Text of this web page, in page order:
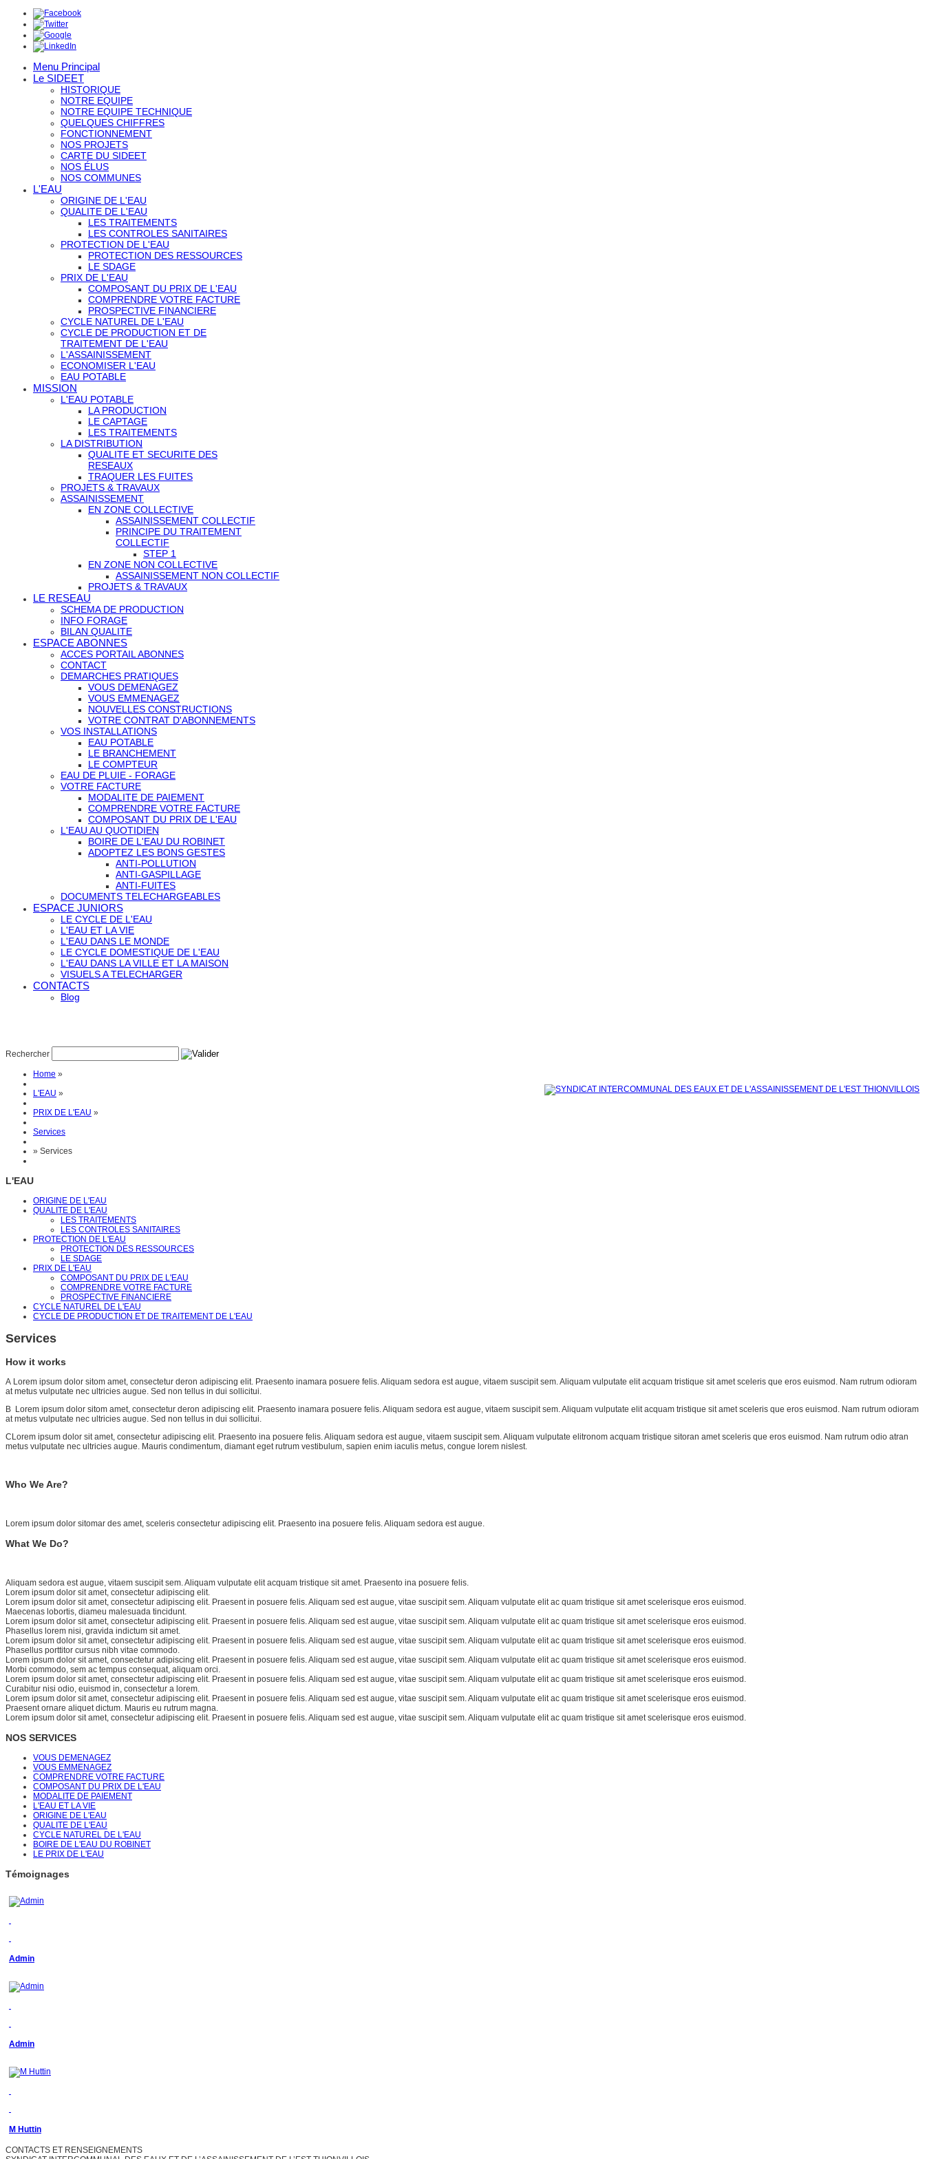
Menu Principal
Le SIDEET
HISTORIQUE
NOTRE EQUIPE
NOTRE EQUIPE TECHNIQUE
QUELQUES CHIFFRES
FONCTIONNEMENT
NOS PROJETS
CARTE DU SIDEET
NOS ÉLUS
NOS COMMUNES
L'EAU
ORIGINE DE L'EAU
QUALITE DE L'EAU
LES TRAITEMENTS
LES CONTROLES SANITAIRES
PROTECTION DE L'EAU
PROTECTION DES RESSOURCES
LE SDAGE
PRIX DE L'EAU
COMPOSANT DU PRIX DE L'EAU
COMPRENDRE VOTRE FACTURE
PROSPECTIVE FINANCIERE
CYCLE NATUREL DE L'EAU
CYCLE DE PRODUCTION ET DE
TRAITEMENT DE L'EAU
L'ASSAINISSEMENT
ECONOMISER L'EAU
EAU POTABLE
MISSION
L'EAU POTABLE
LA PRODUCTION
LE CAPTAGE
LES TRAITEMENTS
LA DISTRIBUTION
QUALITE ET SECURITE DES
RESEAUX
TRAQUER LES FUITES
PROJETS & TRAVAUX
ASSAINISSEMENT
EN ZONE COLLECTIVE
ASSAINISSEMENT COLLECTIF
PRINCIPE DU TRAITEMENT
COLLECTIF
STEP 1
EN ZONE NON COLLECTIVE
ASSAINISSEMENT NON COLLECTIF
PROJETS & TRAVAUX
LE RESEAU
SCHEMA DE PRODUCTION
INFO FORAGE
BILAN QUALITE
ESPACE ABONNES
ACCES PORTAIL ABONNES
CONTACT
DEMARCHES PRATIQUES
VOUS DEMENAGEZ
VOUS EMMENAGEZ
NOUVELLES CONSTRUCTIONS
VOTRE CONTRAT D'ABONNEMENTS
VOS INSTALLATIONS
EAU POTABLE
LE BRANCHEMENT
LE COMPTEUR
EAU DE PLUIE - FORAGE
VOTRE FACTURE
MODALITE DE PAIEMENT
COMPRENDRE VOTRE FACTURE
COMPOSANT DU PRIX DE L'EAU
L'EAU AU QUOTIDIEN
BOIRE DE L'EAU DU ROBINET
ADOPTEZ LES BONS GESTES
ANTI-POLLUTION
ANTI-GASPILLAGE
ANTI-FUITES
DOCUMENTS TELECHARGEABLES
ESPACE JUNIORS
LE CYCLE DE L'EAU
L'EAU ET LA VIE
L'EAU DANS LE MONDE
LE CYCLE DOMESTIQUE DE L'EAU
L'EAU DANS LA VILLE ET LA MAISON
VISUELS A TELECHARGER
CONTACTS
Blog
Rechercher
Home »
L'EAU »
PRIX DE L'EAU »
Services
» Services
L'EAU
ORIGINE DE L'EAU
QUALITE DE L'EAU
LES TRAITEMENTS
LES CONTROLES SANITAIRES
PROTECTION DE L'EAU
PROTECTION DES RESSOURCES
LE SDAGE
PRIX DE L'EAU
COMPOSANT DU PRIX DE L'EAU
COMPRENDRE VOTRE FACTURE
PROSPECTIVE FINANCIERE
CYCLE NATUREL DE L'EAU
CYCLE DE PRODUCTION ET DE TRAITEMENT DE L'EAU
Services
How it works
A Lorem ipsum dolor sitom amet, consectetur deron adipiscing elit. Praesento inamara posuere felis. Aliquam sedora est augue, vitaem suscipit sem. Aliquam vulputate elit acquam tristique sit amet sceleris que eros euismod. Nam rutrum odioram
at metus vulputate nec ultricies augue. Sed non tellus in dui sollicitui.
B Lorem ipsum dolor sitom amet, consectetur deron adipiscing elit. Praesento inamara posuere felis. Aliquam sedora est augue, vitaem suscipit sem. Aliquam vulputate elit acquam tristique sit amet sceleris que eros euismod. Nam rutrum odioram
at metus vulputate nec ultricies augue. Sed non tellus in dui sollicitui.
C Lorem ipsum dolor sit amet, consectetur adipiscing elit. Praesento ina posuere felis. Aliquam sedora est augue, vitaem suscipit sem. Aliquam vulputate elitronom acquam tristique sitoran amet sceleris que eros euismod. Nam rutrum odio atran
metus vulputate nec ultricies augue. Mauris condimentum, diamant eget rutrum vestibulum, sapien enim iaculis metus, congue lorem nislest.
Who We Are?
Lorem ipsum dolor sitomar des amet, sceleris consectetur adipiscing elit. Praesento ina posuere felis. Aliquam sedora est augue.
What We Do?
Aliquam sedora est augue, vitaem suscipit sem. Aliquam vulputate elit acquam tristique sit amet. Praesento ina posuere felis.
Lorem ipsum dolor sit amet, consectetur adipiscing elit.
Lorem ipsum dolor sit amet, consectetur adipiscing elit. Praesent in posuere felis. Aliquam sed est augue, vitae suscipit sem. Aliquam vulputate elit ac quam tristique sit amet scelerisque eros euismod.
Maecenas lobortis, diameu malesuada tincidunt.
Lorem ipsum dolor sit amet, consectetur adipiscing elit. Praesent in posuere felis. Aliquam sed est augue, vitae suscipit sem. Aliquam vulputate elit ac quam tristique sit amet scelerisque eros euismod.
Phasellus lorem nisi, gravida indictum sit amet.
Lorem ipsum dolor sit amet, consectetur adipiscing elit. Praesent in posuere felis. Aliquam sed est augue, vitae suscipit sem. Aliquam vulputate elit ac quam tristique sit amet scelerisque eros euismod.
Phasellus porttitor cursus nibh vitae commodo.
Lorem ipsum dolor sit amet, consectetur adipiscing elit. Praesent in posuere felis. Aliquam sed est augue, vitae suscipit sem. Aliquam vulputate elit ac quam tristique sit amet scelerisque eros euismod.
Morbi commodo, sem ac tempus consequat, aliquam orci.
Lorem ipsum dolor sit amet, consectetur adipiscing elit. Praesent in posuere felis. Aliquam sed est augue, vitae suscipit sem. Aliquam vulputate elit ac quam tristique sit amet scelerisque eros euismod.
Curabitur nisi odio, euismod in, consectetur a lorem.
Lorem ipsum dolor sit amet, consectetur adipiscing elit. Praesent in posuere felis. Aliquam sed est augue, vitae suscipit sem. Aliquam vulputate elit ac quam tristique sit amet scelerisque eros euismod.
Praesent ornare aliquet dictum. Mauris eu rutrum magna.
Lorem ipsum dolor sit amet, consectetur adipiscing elit. Praesent in posuere felis. Aliquam sed est augue, vitae suscipit sem. Aliquam vulputate elit ac quam tristique sit amet scelerisque eros euismod.
NOS SERVICES
VOUS DEMENAGEZ
VOUS EMMENAGEZ
COMPRENDRE VOTRE FACTURE
COMPOSANT DU PRIX DE L'EAU
MODALITE DE PAIEMENT
L'EAU ET LA VIE
ORIGINE DE L'EAU
QUALITE DE L'EAU
CYCLE NATUREL DE L'EAU
BOIRE DE L'EAU DU ROBINET
LE PRIX DE L'EAU
Témoignages
Admin
Admin
M Huttin
CONTACTS ET RENSEIGNEMENTS